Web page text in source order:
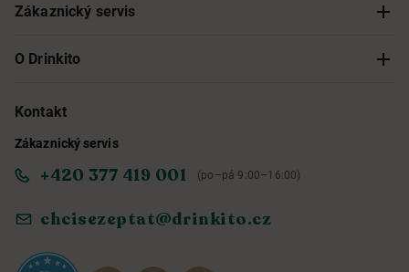
Zákaznický servis
Sledování objednávky
Obchodní podmínky
Ochrana osobních údajů
Reklamace a vrácení
O Drinkito
O nás
Informace o přístupnosti služby
Kontakt
Zákaznický servis
+420 377 419 001 (po–pá 9:00–16:00)
chcisezeptat@drinkito.cz